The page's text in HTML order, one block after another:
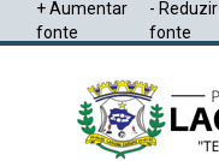
+ Aumentar
fonte
- Reduzir
fonte